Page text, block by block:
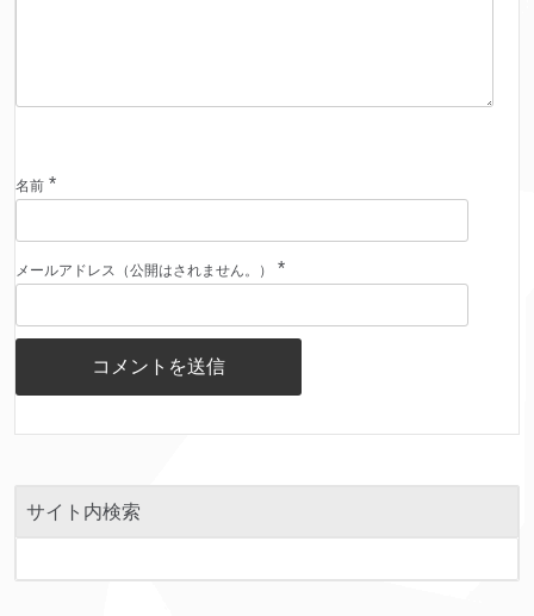
名前 *
メールアドレス（公開はされません。） *
サイト内検索